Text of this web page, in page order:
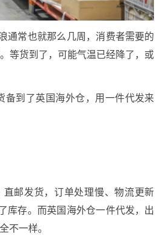
通常也就那么几周，消费者需要的
等货到了，可能气温已经降了，或
备到了英国海外仓，用一件代发来
邮发货，订单处理慢、物流更新
库存。而英国海外仓一件代发，出
不一样。